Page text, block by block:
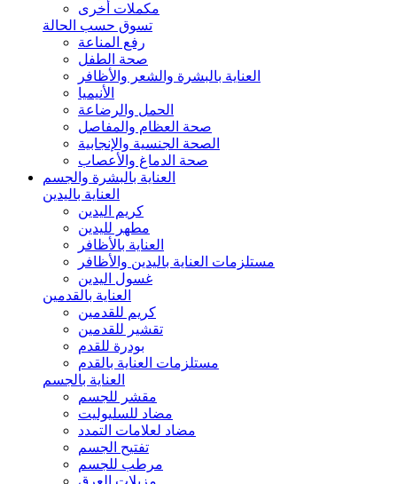
مكملات أخرى
تسوق حسب الحالة
رفع المناعة
صحة الطفل
العناية بالبشرة والشعر والأظافر
الأنيميا
الحمل والرضاعة
صحة العظام والمفاصل
الصحة الجنسية والإنجابية
صحة الدماغ والأعصاب
العناية بالبشرة والجسم
العناية باليدين
كريم اليدين
مطهر لليدين
العناية بالأظافر
مستلزمات العناية باليدين والأظافر
غسول اليدين
العناية بالقدمين
كريم للقدمين
تقشير للقدمين
بودرة للقدم
مستلزمات العناية بالقدم
العناية بالجسم
مقشر للجسم
مضاد للسليوليت
مضاد لعلامات التمدد
تفتيح الجسم
مرطب للجسم
مزيلات العرق